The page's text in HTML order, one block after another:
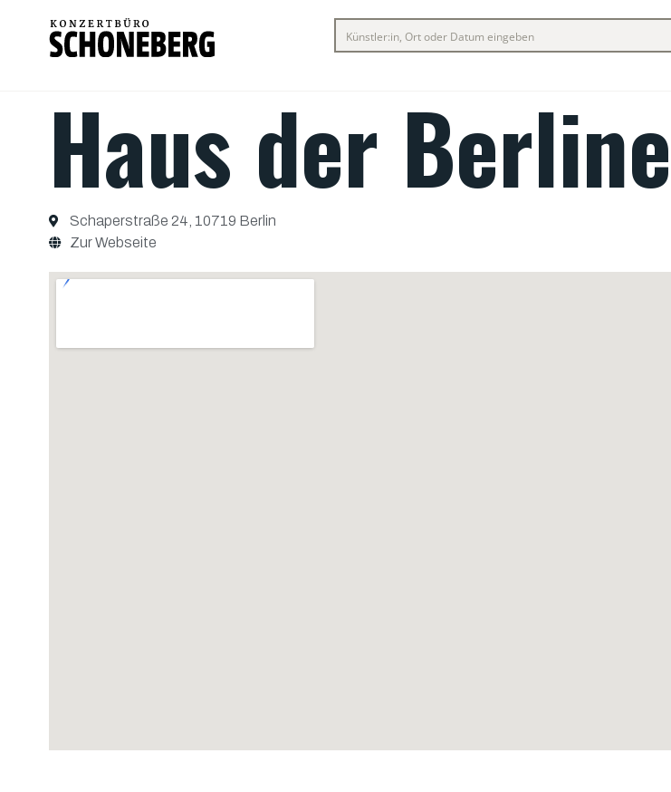
Haus der
Schaperstraße 24, 10719 Berlin
Zur Webseite